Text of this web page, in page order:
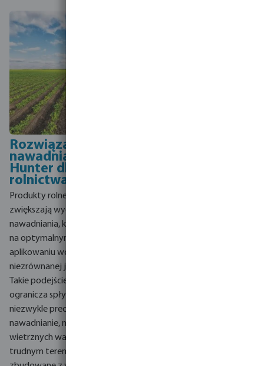
Rozwiązania
nawadniające
Hunter dla
rolnictwa
Produkty rolne firmy Hunter
zwiększają wydajność
nawadniania, koncentrując się
na optymalnym ciśnieniu i
aplikowaniu wody o
niezrównanej jednorodności.
Takie podejście znacznie
ogranicza spływ i pozwala na
niezwykle precyzyjne
nawadnianie, nawet w
wietrznych warunkach lub
trudnym terenie. Produkty są